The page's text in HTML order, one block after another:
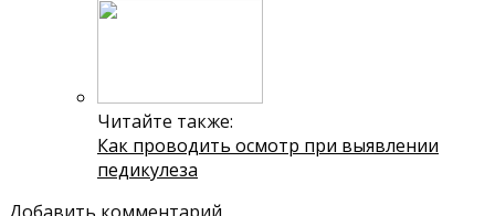
Читайте также:
Как проводить осмотр при выявлении
педикулеза
Добавить комментарий